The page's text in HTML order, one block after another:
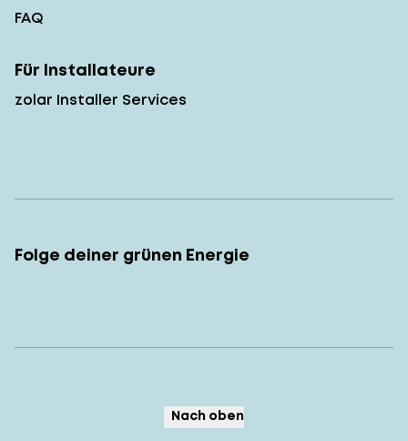
FAQ
Für Installateure
zolar Installer Services
Folge deiner grünen Energie
Nach oben